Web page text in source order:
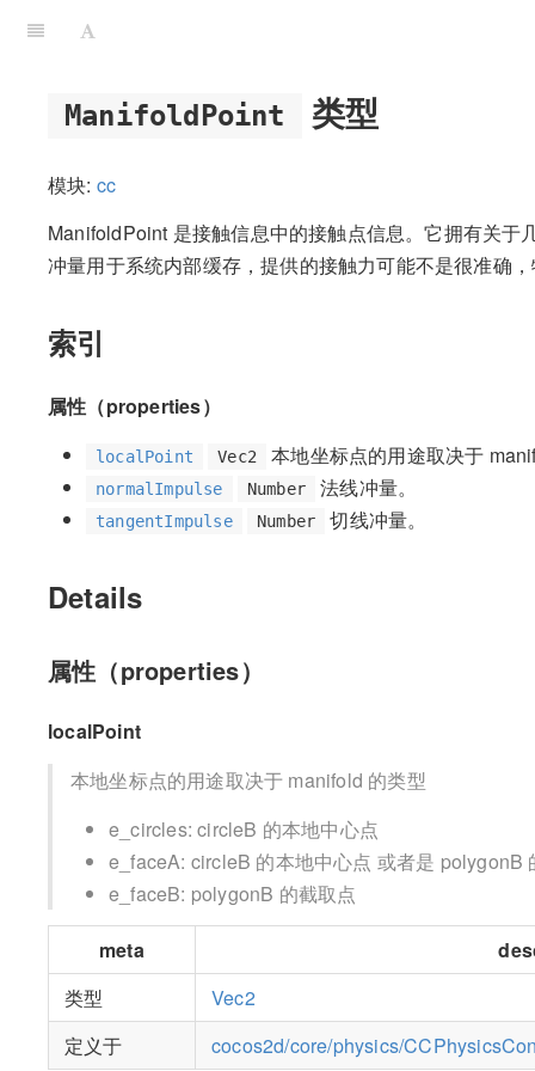
ManifoldPoint 类型
模块: cc
ManifoldPoint 是接触信息中的接触点信息。它拥有关于
冲量用于系统内部缓存，提供的接触力可能不是很准确
索引
属性（properties）
localPoint Vec2 本地坐标点的用途取决于
normalImpulse Number 法线冲量。
tangentImpulse Number 切线冲量。
Details
属性（properties）
localPoint
本地坐标点的用途取决于 manifold 的类型
e_circles: circleB 的本地中心点
e_faceA: circleB 的本地中心点 或者是 polygonB
e_faceB: polygonB 的截取点
meta
类型
Vec2
定义于
cocos2d/core/physics/